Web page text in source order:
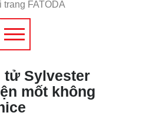
trang FATODA
tử Sylvester
mốt không